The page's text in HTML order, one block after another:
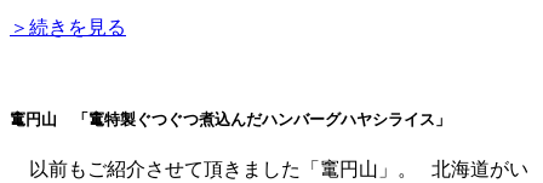
＞続きを見る
竃円山 「竃特製ぐつぐつ煮込んだハンバーグハヤシライス」
以前もご紹介させて頂きました「竃円山」。 北海道がい